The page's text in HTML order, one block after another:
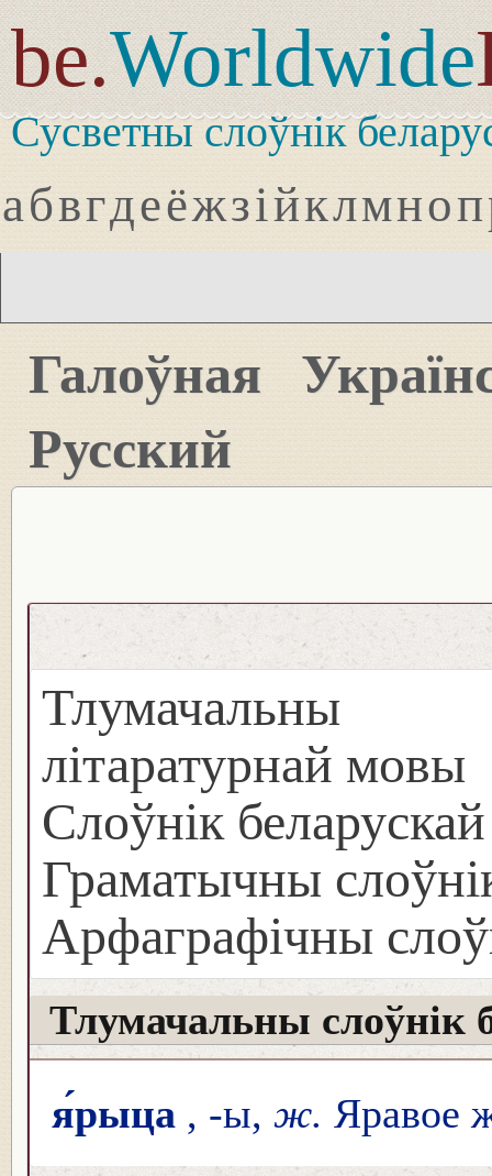
be.Worldwide
Сусветны слоўнік
абвгдеёжзійклмноп
Галоўная
Русский
Тлумачальны
літаратурнай мовы
Слоўнік
Граматычны
Арфаграфічны
Тлумачальны слоўнік
я́рыца , -ы, ж. Яравое